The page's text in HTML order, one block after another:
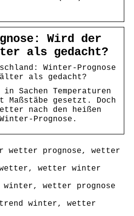
Wird der
als gedacht?
Winter-Prognose
als gedacht?
in Sachen Temperaturen
Maßstäbe gesetzt. Doch
nach den heißen
Prognose.
wetter prognose, wetter
wetter winter
winter, wetter prognose
winter, wetter